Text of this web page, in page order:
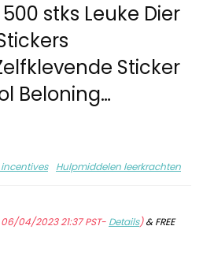
stks Leuke Dier
Sticker
Beloning…
Hulpmiddelen leerkrachten
04/2023 21:37 PST- Details)&FREE